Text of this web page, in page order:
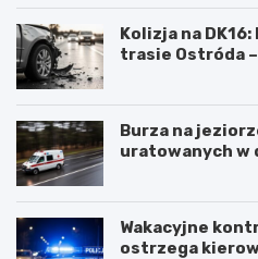
Kolizja na
trasie Ostróda
Burza na
uratowanych w
Wakacyjne
ostrzega